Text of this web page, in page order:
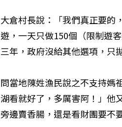
大倉村長說：「我們真正要的
遊，一天只做150個（限制遊
三年，政府沒給其他選項，只
問當地陳姓漁民說之不支持媽
湖看就好了，多厲害阿！」他
旁邊賣香腸，還是看財團要不